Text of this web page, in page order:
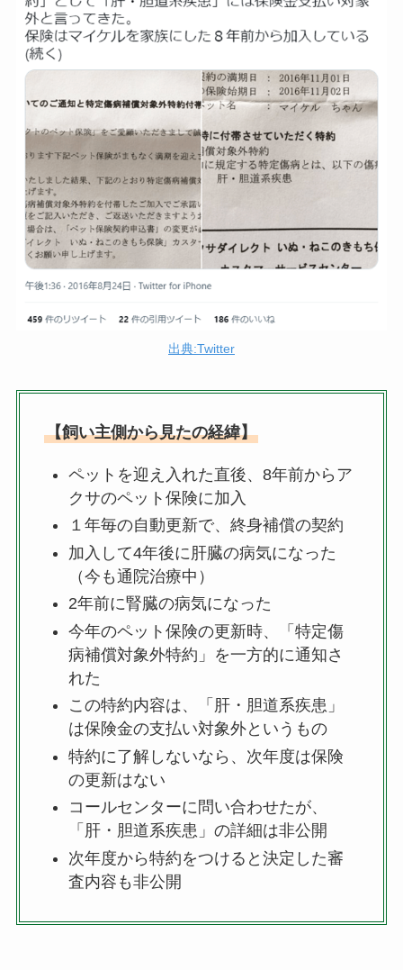
出典:Twitter
【飼い主側から見たの経緯】
ペットを迎え入れた直後、8年前からア
クサのペット保険に加入
１年毎の自動更新で、終身補償の契約
加入して4年後に肝臓の病気になった
（今も通院治療中）
2年前に腎臓の病気になった
今年のペット保険の更新時、「特定傷
病補償対象外特約」を一方的に通知さ
れた
この特約内容は、「肝・胆道系疾患」
は保険金の支払い対象外というもの
特約に了解しないなら、次年度は保険
の更新はない
コールセンターに問い合わせたが、
「肝・胆道系疾患」の詳細は非公開
次年度から特約をつけると決定した審
査内容も非公開